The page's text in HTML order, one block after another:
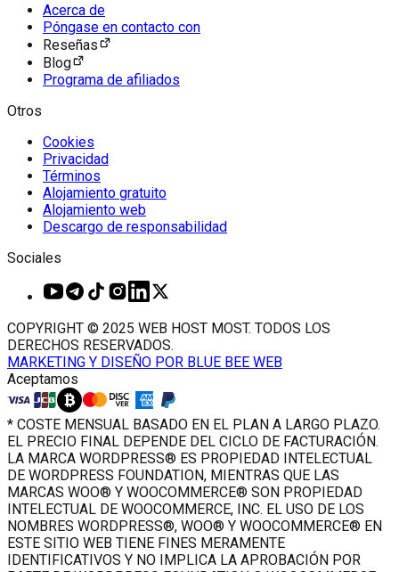
Acerca de
Póngase en contacto con
Reseñas
Blog
Programa de afiliados
Otros
Cookies
Privacidad
Términos
Alojamiento gratuito
Alojamiento web
Descargo de responsabilidad
Sociales
COPYRIGHT © 2025 WEB HOST MOST. TODOS LOS
DERECHOS RESERVADOS.
MARKETING Y DISEÑO POR BLUE BEE WEB
Aceptamos
* COSTE MENSUAL BASADO EN EL PLAN A LARGO PLAZO.
EL PRECIO FINAL DEPENDE DEL CICLO DE FACTURACIÓN.
LA MARCA WORDPRESS® ES PROPIEDAD INTELECTUAL
DE WORDPRESS FOUNDATION, MIENTRAS QUE LAS
MARCAS WOO® Y WOOCOMMERCE® SON PROPIEDAD
INTELECTUAL DE WOOCOMMERCE, INC. EL USO DE LOS
NOMBRES WORDPRESS®, WOO® Y WOOCOMMERCE® EN
ESTE SITIO WEB TIENE FINES MERAMENTE
IDENTIFICATIVOS Y NO IMPLICA LA APROBACIÓN POR